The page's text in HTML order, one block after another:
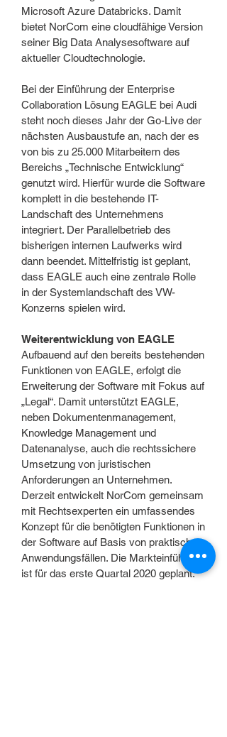
Microsoft Azure Databricks. Damit
bietet NorCom eine cloudfähige Version
seiner Big Data Analysesoftware auf
aktueller Cloudtechnologie.
Bei der Einführung der Enterprise
Collaboration Lösung EAGLE bei Audi
steht noch dieses Jahr der Go-Live der
nächsten Ausbaustufe an, nach der es
von bis zu 25.000 Mitarbeitern des
Bereichs „Technische Entwicklung“
genutzt wird. Hierfür wurde die Software
komplett in die bestehende IT-
Landschaft des Unternehmens
integriert. Der Parallelbetrieb des
bisherigen internen Laufwerks wird
dann beendet. Mittelfristig ist geplant,
dass EAGLE auch eine zentrale Rolle
in der Systemlandschaft des VW-
Konzerns spielen wird.
Weiterentwicklung von EAGLE
Aufbauend auf den bereits bestehenden
Funktionen von EAGLE, erfolgt die
Erweiterung der Software mit Fokus auf
„Legal“. Damit unterstützt EAGLE,
neben Dokumentenmanagement,
Knowledge Management und
Datenanalyse, auch die rechtssichere
Umsetzung von juristischen
Anforderungen an Unternehmen.
Derzeit entwickelt NorCom gemeinsam
mit Rechtsexperten ein umfassendes
Konzept für die benötigten Funktionen in
der Software auf Basis von praktischen
Anwendungsfällen. Die Markteinführung
ist für das erste Quartal 2020 geplant.